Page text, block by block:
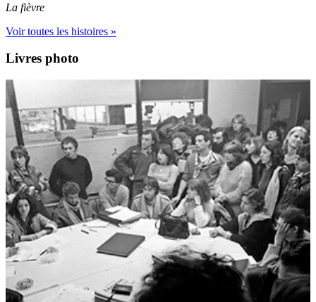
La fièvre
Voir toutes les histoires »
Livres photo